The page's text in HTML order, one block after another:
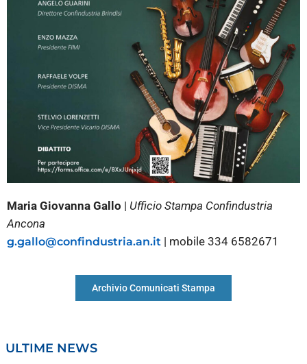
Maria Giovanna Gallo | Ufficio Stampa Confindustria
Ancona
g.gallo@confindustria.an.it | mobile 334 6582671
Archivio Comunicati Stampa
ULTIME NEWS